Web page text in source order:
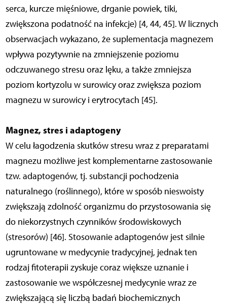
serca, kurcze mięśniowe, drganie powiek, tiki,
zwiększona podatność na infekcje) [4, 44, 45]. W licznych
obserwacjach wykazano, że suplementacja magnezem
wpływa pozytywnie na zmniejszenie poziomu
odczuwanego stresu oraz lęku, a także zmniejsza
poziom kortyzolu w surowicy oraz zwiększa poziom
magnezu w surowicy i erytrocytach [45].
Magnez, stres i adaptogeny
W celu łagodzenia skutków stresu wraz z preparatami
magnezu możliwe jest komplementarne zastosowanie
tzw. adaptogenów, tj. substancji pochodzenia
naturalnego (roślinnego), które w sposób nieswoisty
zwiększają zdolność organizmu do przystosowania się
do niekorzystnych czynników środowiskowych
(stresorów) [46]. Stosowanie adaptogenów jest silnie
ugruntowane w medycynie tradycyjnej, jednak ten
rodzaj fitoterapii zyskuje coraz większe uznanie i
zastosowanie we współczes­nej medycynie wraz ze
zwiększającą się liczbą badań biochemicznych